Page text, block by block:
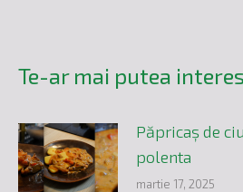
Te-ar mai putea
Păpricaș de
polenta
martie 17, 2025